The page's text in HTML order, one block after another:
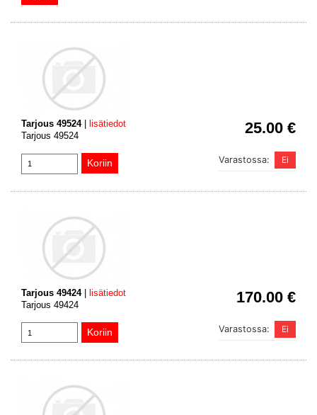
25.00 €
Tarjous 49524|
lisätiedot
Tarjous 49524
Varastossa:
170.00 €
Tarjous 49424| lisätiedot
Tarjous 49424
Varastossa: